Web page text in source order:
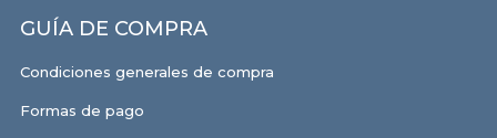
GUÍA DE COMPRA
Condiciones generales de compra
Formas de pago